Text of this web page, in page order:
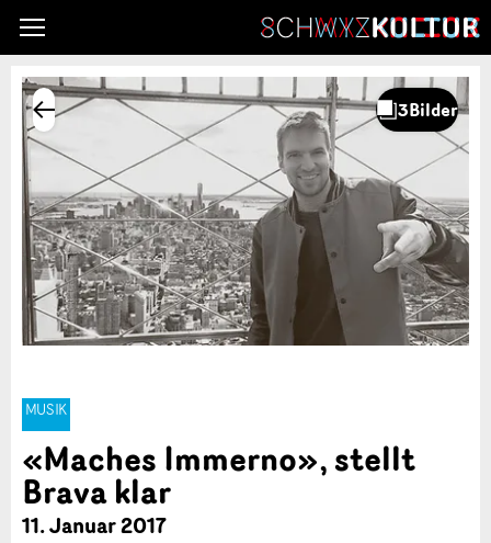
MUSIK
«Maches Immerno», stellt
Brava klar
11. Januar 2017